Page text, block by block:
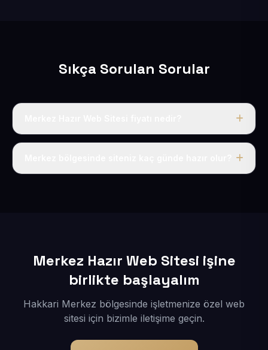
Sıkça Sorulan Sorular
Tek fiyat uygulanır: yıllık 50 USD + KDV. Bu bedele alan
Merkez Hazır Web Sitesi işine
birlikte başlayalım
Hakkari Merkez bölgesinde işletmenize özel web
sitesi için bizimle iletişime geçin.